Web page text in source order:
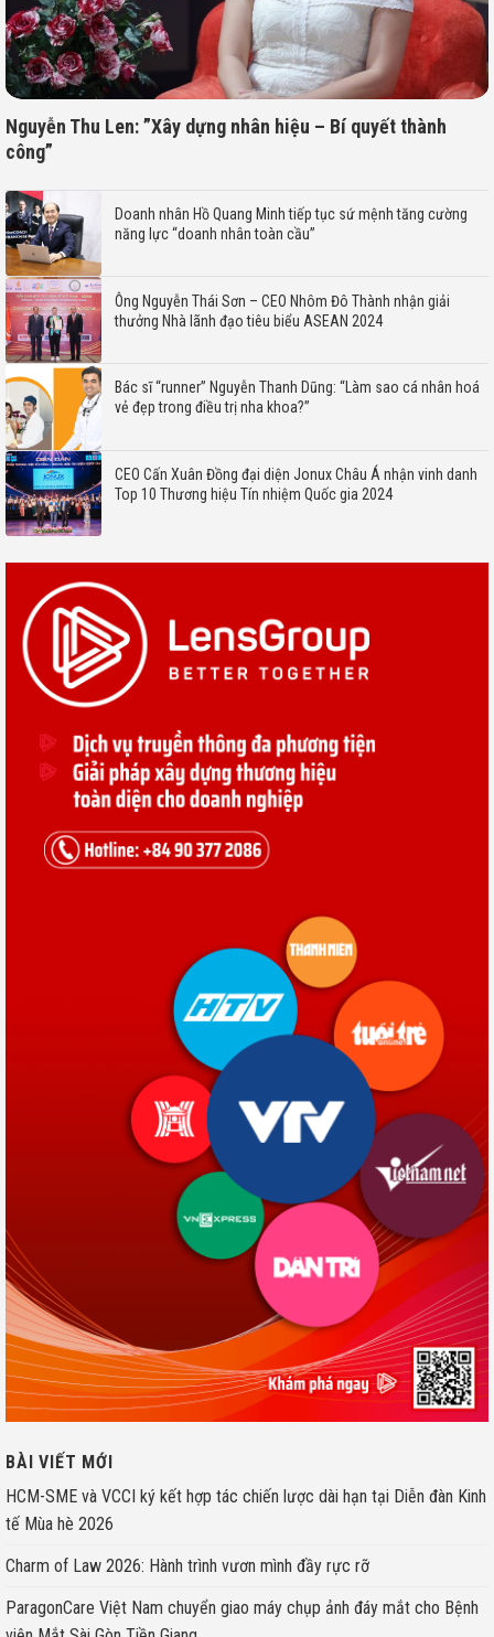
Nguyễn Thu Len: ”Xây dựng nhân hiệu – Bí quyết thành
công”
Doanh nhân Hồ Quang Minh tiếp tục sứ mệnh tăng cường
năng lực “doanh nhân toàn cầu”
Ông Nguyễn Thái Sơn – CEO Nhôm Đô Thành nhận giải
thưởng Nhà lãnh đạo tiêu biểu ASEAN 2024
Bác sĩ “runner” Nguyễn Thanh Dũng: “Làm sao cá nhân hoá
vẻ đẹp trong điều trị nha khoa?”
CEO Cấn Xuân Đồng đại diện Jonux Châu Á nhận vinh danh
Top 10 Thương hiệu Tín nhiệm Quốc gia 2024
BÀI VIẾT MỚI
HCM-SME và VCCI ký kết hợp tác chiến lược dài hạn tại Diễn đàn Kinh
tế Mùa hè 2026
Charm of Law 2026: Hành trình vươn mình đầy rực rỡ
ParagonCare Việt Nam chuyển giao máy chụp ảnh đáy mắt cho Bệnh